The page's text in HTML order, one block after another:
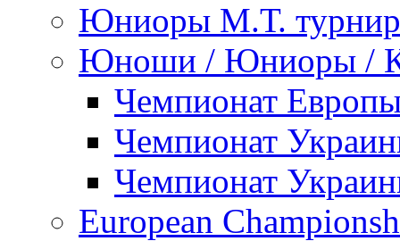
Юниоры М.Т.
Юноши / Юниоры /
Чемпионат
Чемпионат
Чемпионат
European